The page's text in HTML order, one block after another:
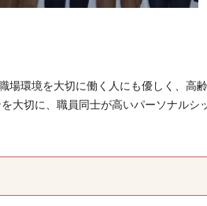
場環境を大切に働く人にも優しく、高
大切に、職員同士が高いパーソナルシ